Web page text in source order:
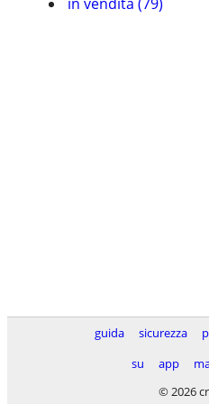
guida sicurezza
su
app
© 2026